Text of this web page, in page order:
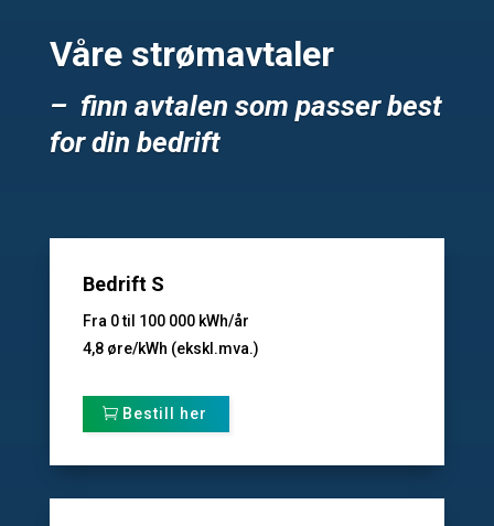
Våre strømavtaler
– finn avtalen som passer best
for din bedrift
Bedrift S
Fra 0 til 100 000 kWh/år
4,8 øre/kWh (ekskl.mva.)
Bestill her